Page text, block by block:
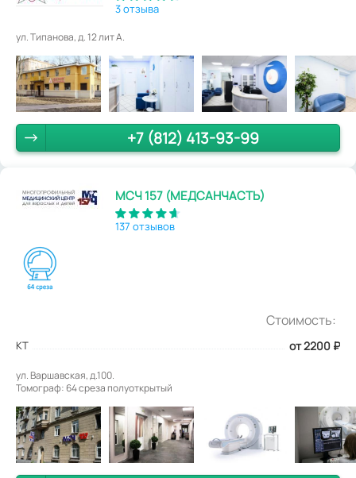
3 отзыва
ул. Типанова, д. 12 лит А.
+7 (812) 413-93-99
МСЧ 157 (МЕДСАНЧАСТЬ)
137 отзывов
Стоимость:
КТ от 2200 ₽
ул. Варшавская, д.100.
Томограф: 64 среза полуоткрытый